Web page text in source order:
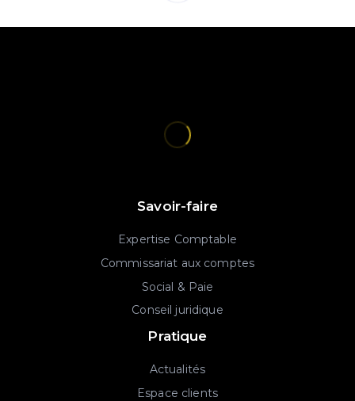
Savoir-faire
Expertise Comptable
Commissariat aux comptes
Social & Paie
Conseil juridique
Pratique
Actualités
Espace clients